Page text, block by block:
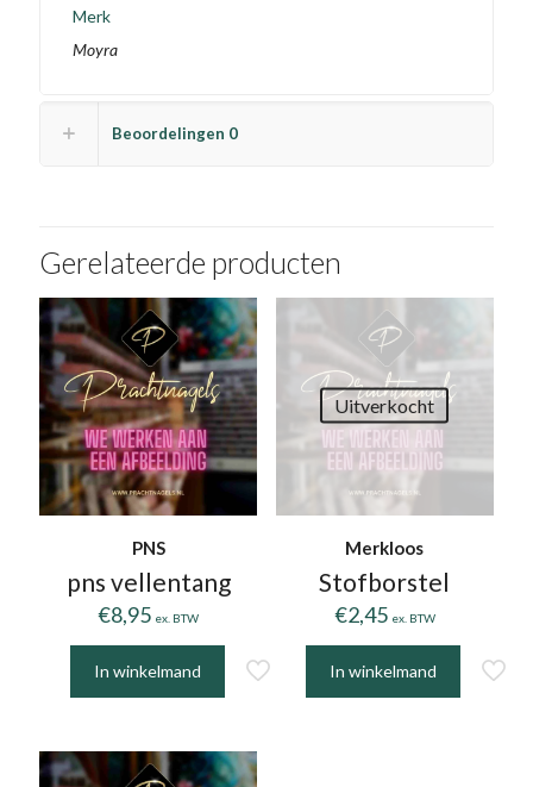
Merk
Moyra
Beoordelingen 0
Gerelateerde producten
PNS
pns vellentang
€8,95 ex. BTW
In winkelmand
Uitverkocht
Merkloos
Stofborstel
€2,45 ex. BTW
In winkelmand